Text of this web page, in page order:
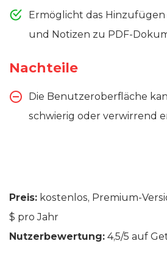
Ermöglicht das
und Notizen zu PDF-
Nachteile
Die Benutzeroberfläche
schwierig oder verwirrend
Preis: kostenlos, Premium-
$ pro Jahr
Nutzerbewertung: 4,5/5 auf